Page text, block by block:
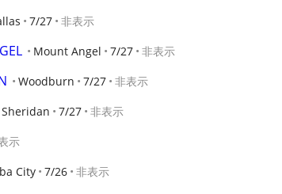
7/27 非表示
Mount Angel 7/27 非表示
Woodburn 7/27 非表示
Sheridan 7/27 非表示
示
City 7/26 非表示